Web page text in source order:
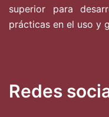
superior para
prácticas en el uso y
Redes